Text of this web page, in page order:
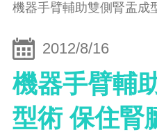
機器手臂輔助雙側腎盂成
2012/8/16
機器手臂輔
型術 保住腎